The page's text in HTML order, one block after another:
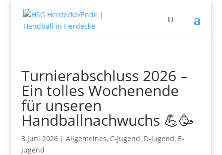
Turnierabschluss 2026 –
Ein tolles Wochenende
für unseren
Handballnachwuchs 💪🥳
8.Juni 2026| Allgemeines, C-Jugend, D-Jugend, E-
Jugend